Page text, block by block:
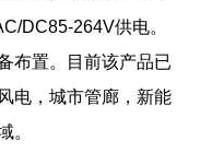
DC85-264V供电。
布置。目前该产品已
电，城市管廊，新能
。